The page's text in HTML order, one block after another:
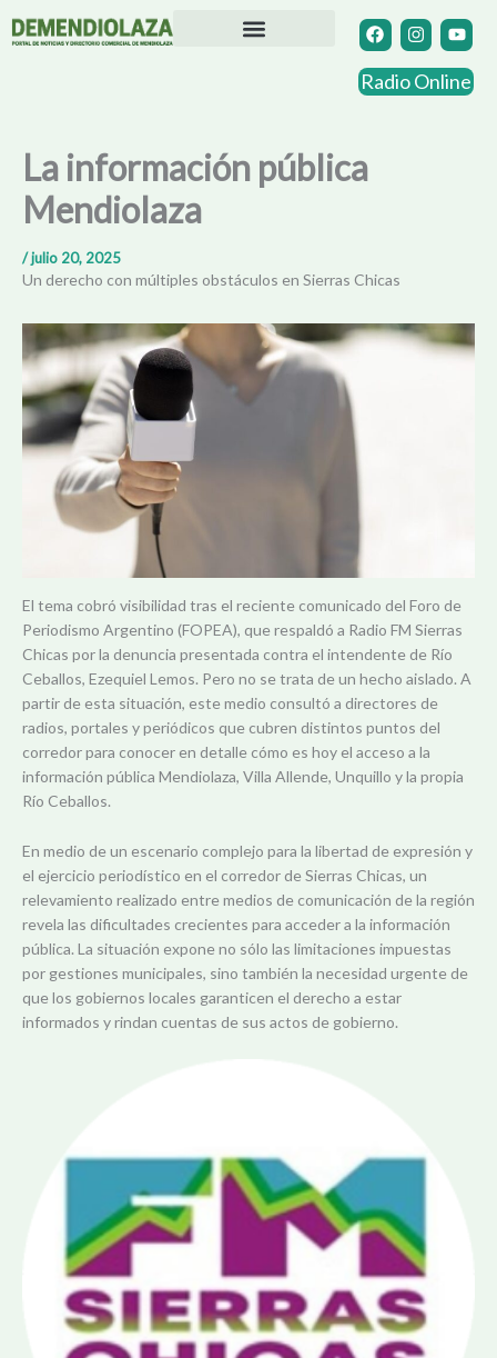
F
a
c
e
b
I
n
s
t
a
Y
o
u
t
u
Radio Online
La información pública
Mendiolaza
/julio 20, 2025
Un derecho con múltiples obstáculos en Sierras Chicas
El tema cobró visibilidad tras el reciente comunicado del Foro de
Periodismo Argentino (FOPEA), que respaldó a Radio FM Sierras
Chicas por la denuncia presentada contra el intendente de Río
Ceballos, Ezequiel Lemos. Pero no se trata de un hecho aislado. A
partir de esta situación, este medio consultó a directores de
radios, portales y periódicos que cubren distintos puntos del
corredor para conocer en detalle cómo es hoy el acceso a la
información pública Mendiolaza, Villa Allende, Unquillo y la propia
Río Ceballos.
En medio de un escenario complejo para la libertad de expresión y
el ejercicio periodístico en el corredor de Sierras Chicas, un
relevamiento realizado entre medios de comunicación de la región
revela las dificultades crecientes para acceder a la información
pública. La situación expone no sólo las limitaciones impuestas
por gestiones municipales, sino también la necesidad urgente de
que los gobiernos locales garanticen el derecho a estar
informados y rindan cuentas de sus actos de gobierno.